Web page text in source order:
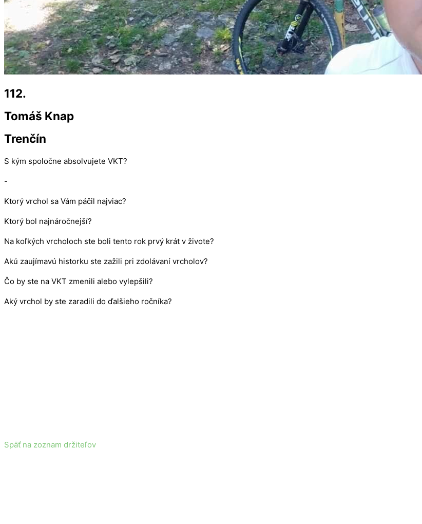
112.
Tomáš Knap
Trenčín
S kým spoločne absolvujete VKT?
-
Ktorý vrchol sa Vám páčil najviac?
Ktorý bol najnáročnejší?
Na koľkých vrcholoch ste boli tento rok prvý krát v živote?
Akú zaujímavú historku ste zažili pri zdolávaní vrcholov?
Čo by ste na VKT zmenili alebo vylepšili?
Aký vrchol by ste zaradili do ďalšieho ročníka?
Späť na zoznam držiteľov